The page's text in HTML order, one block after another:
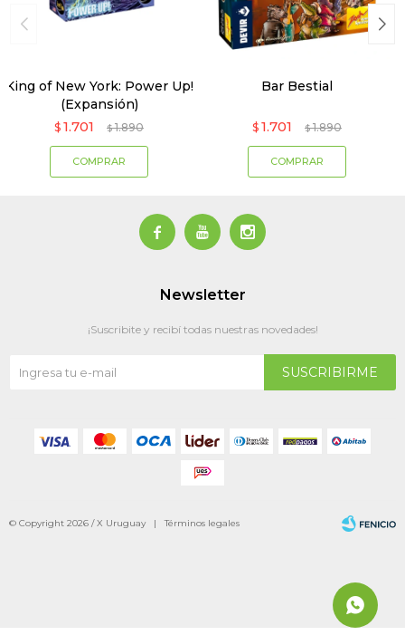
King of New York: Power Up!
(Expansión)
$ 1.701 $ 1.890
Bar Bestial
$ 1.701 $ 1.890
  
Newsletter
¡Suscribite y recibí todas nuestras novedades!
SUSCRIBIRME
© Copyright 2026 / X Uruguay |Términos legales